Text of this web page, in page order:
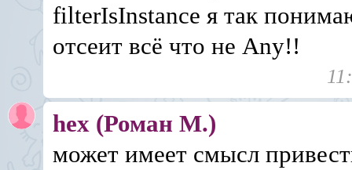
filterIsInstance я так
отсеит всё что не Any!!
hex (Роман М.)
может имеет смысл